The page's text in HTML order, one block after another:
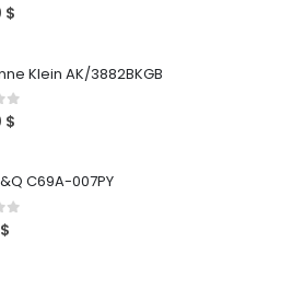
5
$
Klein AK/3882BKGB
5
$
C69A-007PY
5
$